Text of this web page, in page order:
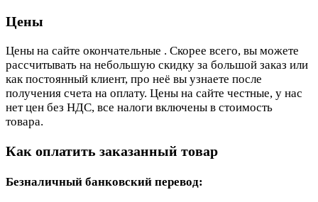
Цены
Цены на сайте окончательные . Скорее всего, вы можете
рассчитывать на небольшую скидку за большой заказ или
как постоянный клиент, про неё вы узнаете после
получения счета на оплату. Цены на сайте честные, у нас
нет цен без НДС, все налоги включены в стоимость
товара.
Как оплатить заказанный товар
Безналичный банковский перевод: